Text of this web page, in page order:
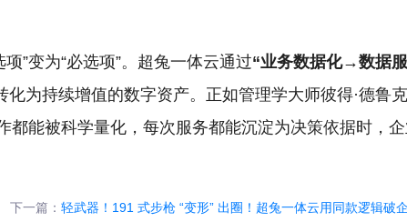
”变为“必选项”。超兔一体云通过“业务数据化→数据
为持续增值的数字资产。正如管理学大师彼得·德鲁
都能被科学量化，每次服务都能沉淀为决策依据时，
下一篇： 轻武器！191 式步枪 “变形” 出圈！超兔一体云用同款逻辑破